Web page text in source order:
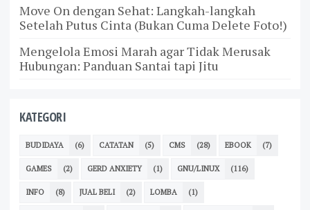
Move On dengan Sehat: Langkah-langkah
Setelah Putus Cinta (Bukan Cuma Delete Foto!)
Mengelola Emosi Marah agar Tidak Merusak
Hubungan: Panduan Santai tapi Jitu
KATEGORI
BUDIDAYA (6) CATATAN (5) CMS (28) EBOOK (7)
GAMES (2) GERD ANXIETY (1) GNU/LINUX (116)
INFO (8) JUAL BELI (2) LOMBA (1)